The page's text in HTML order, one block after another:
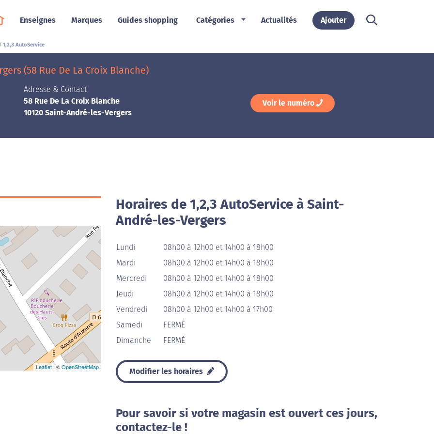
Enseignes Marques Guides shopping Catégories Actualités Ajouter
1,2,3 AutoService
(58 Rue De La Croix Blanche)
Adresse & Contact
58 Rue De La Croix Blanche
10120 Saint-André-les-Vergers
Voir le numéro
Leaflet | ©OpenStreetMap
Horaires de 1,2,3 AutoService à Saint-
André-les-Vergers
Lundi
08h00 à 12h00 et 14h00 à 18h00
Mardi
08h00 à 12h00 et 14h00 à 18h00
Mercredi
08h00 à 12h00 et 14h00 à 18h00
Jeudi
08h00 à 12h00 et 14h00 à 18h00
Vendredi
08h00 à 12h00 et 14h00 à 17h00
Samedi
FERMÉ
Dimanche
FERMÉ
Modifier les horaires
Pour savoir si votre magasin est ouvert ces jours,
contactez-le !